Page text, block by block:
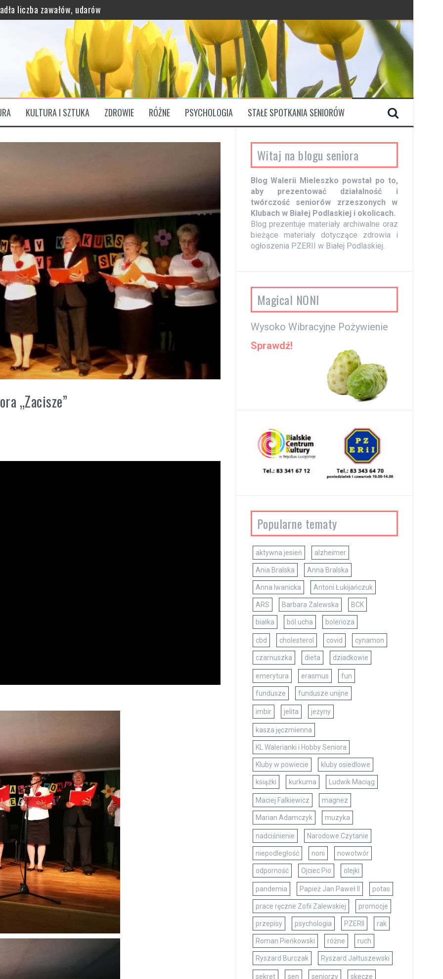
bogaty profil odżywczy
„Są Świętym Graalem”
liczba zawałów, udarów
KULTURA I SZTUKA ZDROWIE RÓŻNE PSYCHOLOGIA STAŁE SPOTKANIA SENIORÓW
„Zacisze”
Witaj na blogu seniora
Blog Walerii Mieleszko powstał po to,
aby prezentować działalność i
twórczość seniorów zrzeszonych w
Klubach w Białej Podlaskiej i okolicach.
Blog prezentuje materiały archiwalne oraz
bieżące materiały dotyczące zdrowia i
ogłoszenia PZERII w Białej Podlaskiej.
Magical NONI
Wysoko Wibracyjne Pożywienie
Sprawdź!
Popularne tematy
aktywna jesień alzheimer
Ania Bralska Anna Bralska
Anna Iwanicka Antoni Łukijańczuk
ARS Barbara Zalewska BCK
białka ból ucha bolerioza
cbd cholesterol covid cynamon
czarnuszka dieta dziadkowie
emerytura erasmus fun
fundusze fundusze unijne
imbir jelita jeżyny
kasza jęczmienna
KL Walerianki i Hobby Seniora
Kluby w powiecie kluby osiedlowe
książki kurkuma Ludwik Maciąg
Maciej Falkiewicz magnez
Marian Adamczyk muzyka
nadciśnienie Narodowe Czytanie
niepodległość noni nowotwór
odporność Ojciec Pio olejki
pandemia Papież Jan Paweł II potas
prace ręczne Zofii Zalewskiej promocje
przepisy psychologia PZERII rak
Roman Pieńkowski różne ruch
Ryszard Burczak Ryszard Jałtuszewski
sekret sen seniorzy skecze